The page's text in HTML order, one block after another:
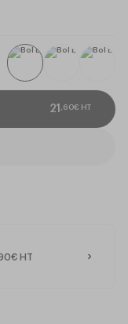
21 60€ HT
HT